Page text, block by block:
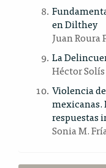
en Dilthey
Juan Roura
La
Héctor
Violencia
respuestas
Sonia M.